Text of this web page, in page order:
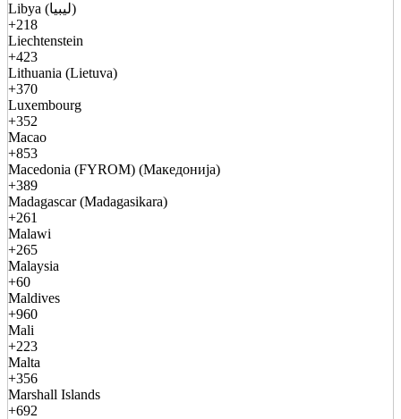
Libya (ليبيا)
+218
Liechtenstein
+423
Lithuania (Lietuva)
+370
Luxembourg
+352
Macao
+853
Macedonia (FYROM) (Македонија)
+389
Madagascar (Madagasikara)
+261
Malawi
+265
Malaysia
+60
Maldives
+960
Mali
+223
Malta
+356
Marshall Islands
+692